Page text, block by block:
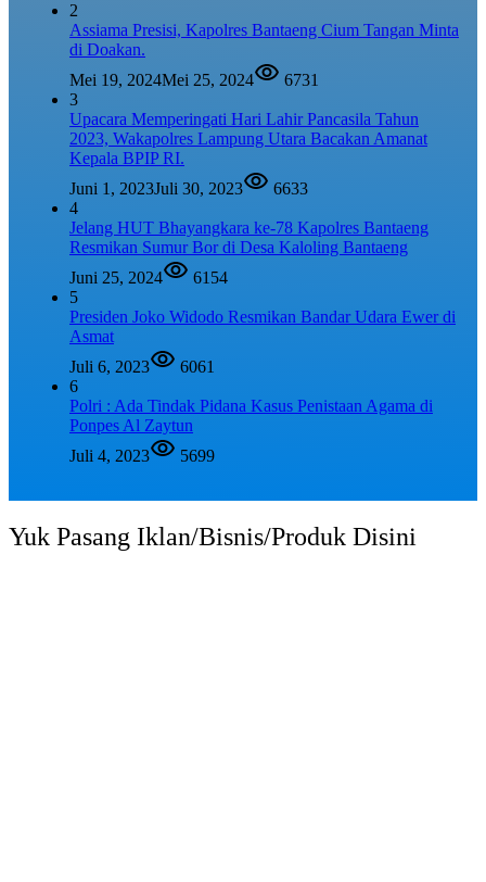
2
Assiama Presisi, Kapolres Bantaeng Cium Tangan Minta
di Doakan.
Mei 19, 2024Mei 25, 2024
6731
3
Upacara Memperingati Hari Lahir Pancasila Tahun
2023, Wakapolres Lampung Utara Bacakan Amanat
Kepala BPIP RI.
Juni 1, 2023Juli 30, 2023
6633
4
Jelang HUT Bhayangkara ke-78 Kapolres Bantaeng
Resmikan Sumur Bor di Desa Kaloling Bantaeng
Juni 25, 2024
6154
5
Presiden Joko Widodo Resmikan Bandar Udara Ewer di
Asmat
Juli 6, 2023
6061
6
Polri : Ada Tindak Pidana Kasus Penistaan Agama di
Ponpes Al Zaytun
Juli 4, 2023
5699
Yuk Pasang Iklan/Bisnis/Produk Disini